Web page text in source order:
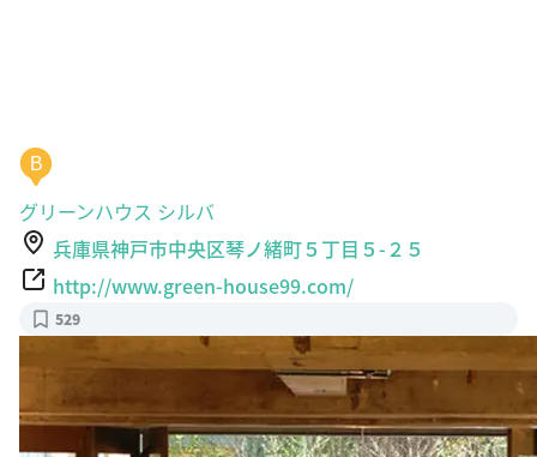
B
グリーンハウス シルバ
兵庫県神戸市中央区琴ノ緒町５丁目５-２５
http://www.green-house99.com/
529